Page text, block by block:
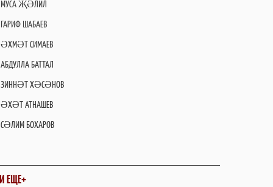
МУСА ҖӘЛИЛ
ГАРИФ ШАБАЕВ
ӘХМӘТ СИМАЕВ
АБДУЛЛА БАТТАЛ
ЗИННӘТ ХӘСӘНОВ
ӘХӘТ АТНАШЕВ
СӘЛИМ БОХАРОВ
ЕЩЕ+